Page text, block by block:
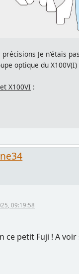
Je n'étais
optique du X100V(I)
X100VI :
09:19:58
ce petit Fuji ! A voir